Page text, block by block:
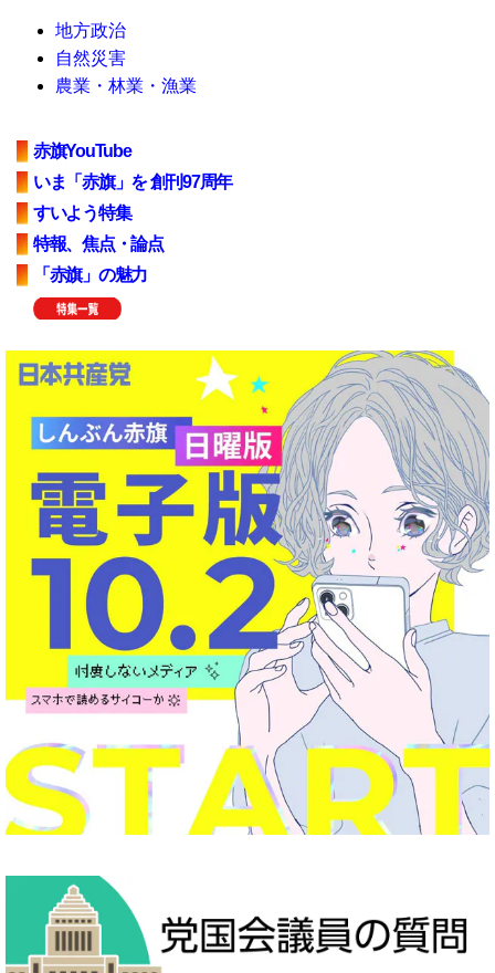
地方政治
自然災害
農業・林業・漁業
赤旗YouTube
いま「赤旗」を 創刊97周年
すいよう特集
特報、焦点・論点
「赤旗」の魅力